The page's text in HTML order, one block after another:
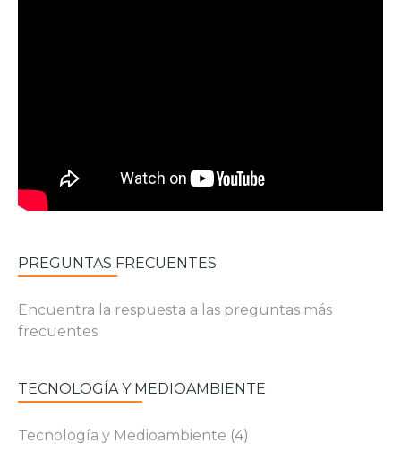
PREGUNTAS FRECUENTES
Encuentra la respuesta a las preguntas más
frecuentes
TECNOLOGÍA Y MEDIOAMBIENTE
Tecnología y Medioambiente (4)